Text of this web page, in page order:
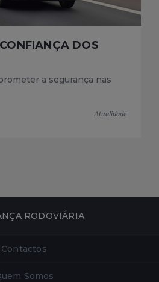
DOS
a segurança nas
Atualidade
RODOVIÁRIA
Contactos
Somos